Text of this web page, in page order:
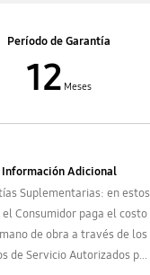
Período de Garantía
12 Meses
Información Adicional
Suplementarias: en estos
el Consumidor paga el costo
de obra a través de los
de Servicio Autorizados por